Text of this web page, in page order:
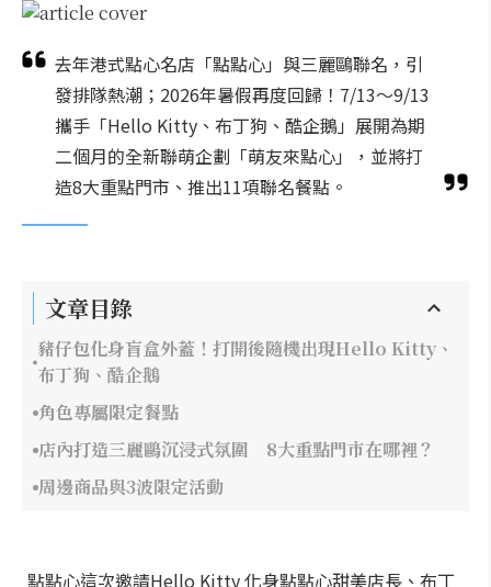
去年港式點心名店「點點心」與三麗鷗聯名，引
發排隊熱潮；2026年暑假再度回歸！7/13～9/13
攜手「Hello Kitty、布丁狗、酷企鵝」展開為期
二個月的全新聯萌企劃「萌友來點心」，並將打
造8大重點門市、推出11項聯名餐點。
文章目錄
豬仔包化身盲盒外蓋！打開後隨機出現Hello Kitty、
布丁狗、酷企鵝
角色專屬限定餐點
店內打造三麗鷗沉浸式氛圍 8大重點門市在哪裡？
周邊商品與3波限定活動
點點心這次邀請Hello Kitty 化身點點心甜美店長、布丁